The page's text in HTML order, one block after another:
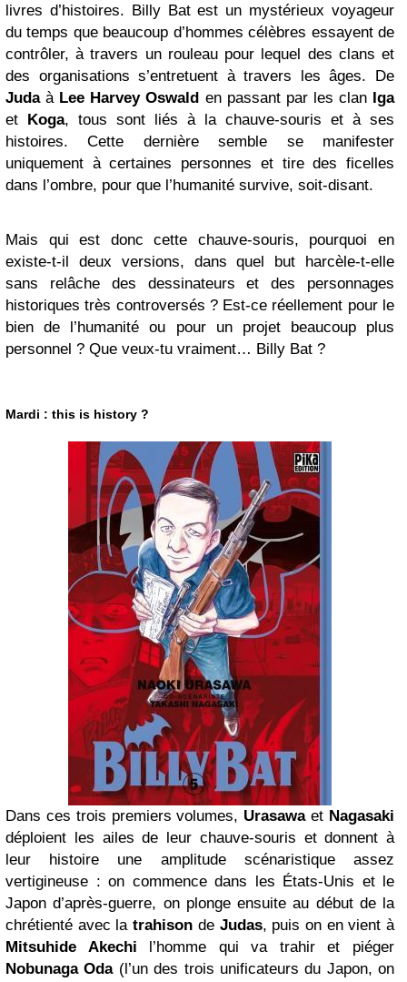
livres d’histoires. Billy Bat est un mystérieux voyageur
du temps que beaucoup d’hommes célèbres essayent de
contrôler, à travers un rouleau pour lequel des clans et
des organisations s’entretuent à travers les âges. De
Judaà Lee Harvey Oswald en passant par les clan Iga
et Koga, tous sont liés à la chauve-souris et à ses
histoires. Cette dernière semble se manifester
uniquement à certaines personnes et tire des ficelles
dans l’ombre, pour que l’humanité survive, soit-disant.
Mais qui est donc cette chauve-souris, pourquoi en
existe-t-il deux versions, dans quel but harcèle-t-elle
sans relâche des dessinateurs et des personnages
historiques très controversés ? Est-ce réellement pour le
bien de l’humanité ou pour un projet beaucoup plus
personnel ? Que veux-tu vraiment… Billy Bat ?
Mardi : this is history ?
Dans ces trois premiers volumes, Urasawaet Nagasaki
déploient les ailes de leur chauve-souris et donnent à
leur histoire une amplitude scénaristique assez
vertigineuse : on commence dans les États-Unis et le
Japon d’après-guerre, on plonge ensuite au début de la
chrétienté avec latrahison de Judas, puis on en vient à
Mitsuhide Akechi l’homme qui va trahir et piéger
Nobunaga Oda(l’un des trois unificateurs du Japon, on